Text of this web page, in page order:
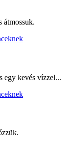
átmossuk.
egy kevés vízzel...